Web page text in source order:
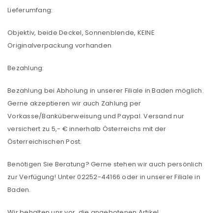
Lieferumfang:
Objektiv, beide Deckel, Sonnenblende, KEINE
Originalverpackung vorhanden
Bezahlung:
Bezahlung bei Abholung in unserer Filiale in Baden möglich.
Gerne akzeptieren wir auch Zahlung per
Vorkasse/Banküberweisung und Paypal. Versand nur
versichert zu 5,- € innerhalb Österreichs mit der
Österreichischen Post.
Benötigen Sie Beratung? Gerne stehen wir auch persönlich
zur Verfügung! Unter 02252-44166 oder in unserer Filiale in
Baden.